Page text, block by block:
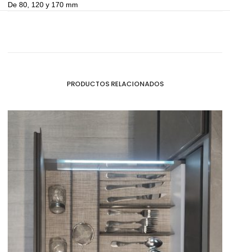
De 80, 120 y 170 mm
PRODUCTOS RELACIONADOS